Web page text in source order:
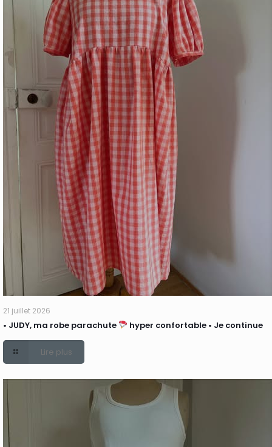
21 juillet 2026
• JUDY, ma robe parachute hyper confortable • Je continue
Lire plus